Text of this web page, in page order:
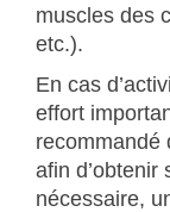
muscles des
etc.).
En cas
effort
recommandé
afin d’obtenir
nécessaire,